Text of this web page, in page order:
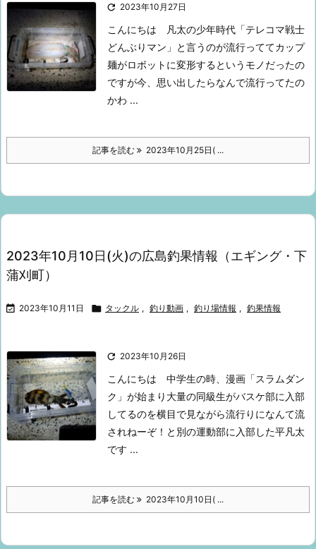
 2023年10月27日
こんにちは
凡太の少年時代「テレコマ戦士
どんぶりマン」と言うのが流行っててカップ
麺がロボットに変形するというモノだったの
ですが今、思い出したらなんで流行ってたの
かわ ...
記事を読む 2023年10月25日( ...
2023年10月10日(火)の広島釣果情報（エギング・下
蒲刈町）
 2023年10月11日  タックル , 釣り動画 , 釣り場情報 , 釣果情報
 2023年10月26日
こんにちは
中学生の時、漫画「スラムダン
ク」が始まり 大量の同級生がバスケ部に入部
してるのを横目で見ながら流行りになんて流
されねーぞ！と別の運動部に入部した平凡太
です ...
記事を読む 2023年10月10日( ...